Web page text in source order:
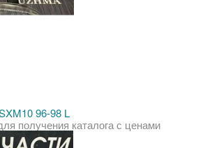
96-98 L
получения каталога с ценами